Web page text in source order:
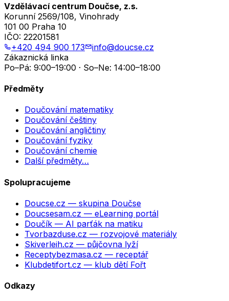
Vzdělávací centrum Doučse, z.s.
Korunní 2569/108, Vinohrady
101 00 Praha 10
IČO: 22201581
+420 494 900 173
info@doucse.cz
Zákaznická linka
Po–Pá: 9:00–19:00 · So–Ne: 14:00–18:00
Předměty
Doučování matematiky
Doučování češtiny
Doučování angličtiny
Doučování fyziky
Doučování chemie
Další předměty…
Spolupracujeme
Doucse.cz — skupina Doučse
Doucsesam.cz — eLearning portál
Doučík — AI parťák na matiku
Tvorbazduse.cz — rozvojové materiály
Skiverleih.cz — půjčovna lyží
Receptybezmasa.cz — receptář
Klubdetifort.cz — klub dětí Fořt
Odkazy